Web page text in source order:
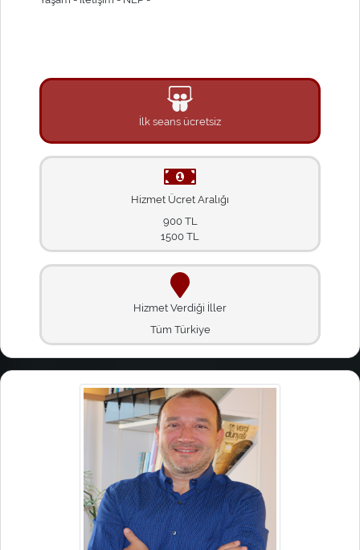
İlk seans ücretsiz
Hizmet Ücret Aralığı
900 TL
1500 TL
Hizmet Verdiği İller
Tüm Türkiye